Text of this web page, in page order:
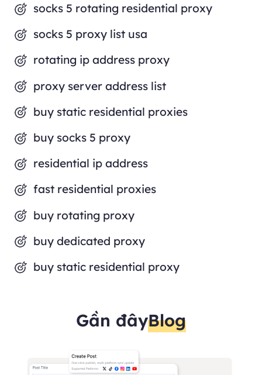
socks 5 rotating residential proxy
socks 5 proxy list usa
rotating ip address proxy
proxy server address list
buy static residential proxies
buy socks 5 proxy
residential ip address
fast residential proxies
buy rotating proxy
buy dedicated proxy
buy static residential proxy
Gần đâyBlog